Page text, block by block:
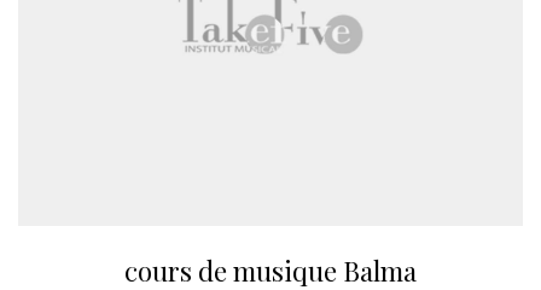
cours de musique Balma